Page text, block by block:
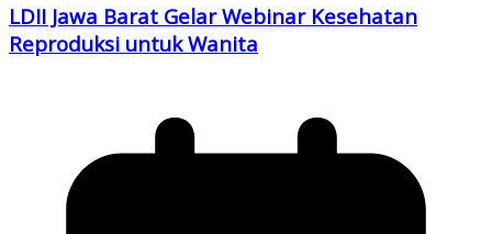
LDII Jawa Barat Gelar Webinar Kesehatan
Reproduksi untuk Wanita